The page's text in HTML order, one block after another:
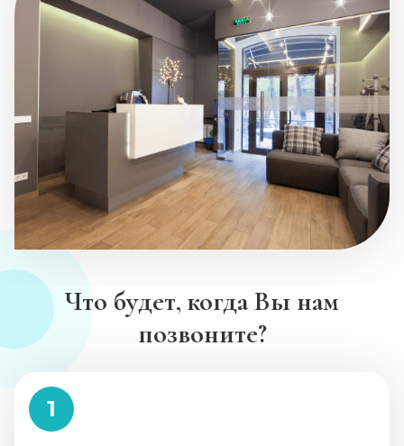
Что будет, когда Вы нам
позвоните?
1